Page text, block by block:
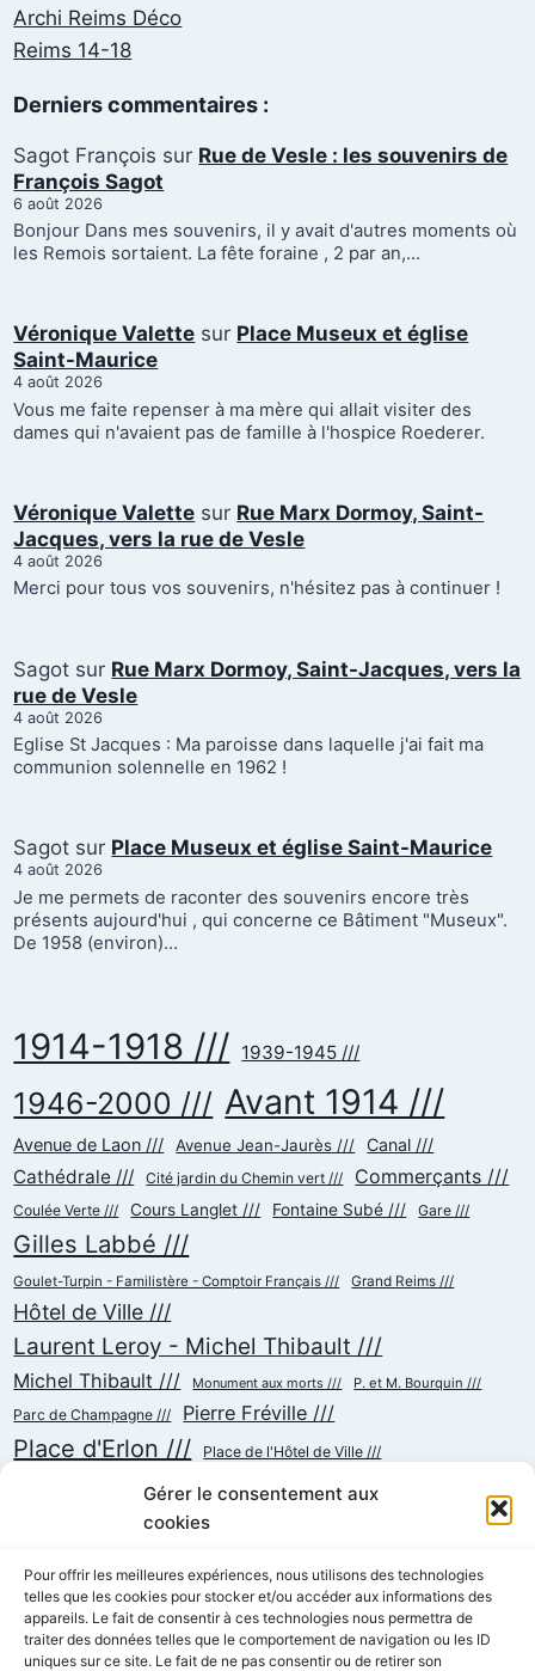
Gérer le consentement aux
cookies
Pour offrir les meilleures expériences, nous utilisons des technologies
telles que les cookies pour stocker et/ou accéder aux informations des
appareils. Le fait de consentir à ces technologies nous permettra de
traiter des données telles que le comportement de navigation ou les ID
uniques sur ce site. Le fait de ne pas consentir ou de retirer son
Archi Reims Déco
Reims 14-18
Derniers commentaires :
Sagot François sur Rue de Vesle : les souvenirs de
François Sagot
6 août 2026
Bonjour Dans mes souvenirs, il y avait d'autres moments où
les Remois sortaient. La fête foraine , 2 par an,…
Véronique Valette sur Place Museux et église
Saint-Maurice
4 août 2026
Vous me faite repenser à ma mère qui allait visiter des
dames qui n'avaient pas de famille à l'hospice Roederer.
Véronique Valette sur Rue Marx Dormoy, Saint-
Jacques, vers la rue de Vesle
4 août 2026
Merci pour tous vos souvenirs, n'hésitez pas à continuer !
Sagot sur Rue Marx Dormoy, Saint-Jacques, vers la
rue de Vesle
4 août 2026
Eglise St Jacques : Ma paroisse dans laquelle j'ai fait ma
communion solennelle en 1962 !
Sagot sur Place Museux et église Saint-Maurice
4 août 2026
Je me permets de raconter des souvenirs encore très
présents aujourd'hui , qui concerne ce Bâtiment "Museux".
De 1958 (environ)…
1914-1918 /// 1939-1945 ///
1946-2000 /// Avant 1914 ///
Avenue de Laon /// Avenue Jean-Jaurès /// Canal ///
Cathédrale /// Cité jardin du Chemin vert /// Commerçants ///
Coulée Verte /// Cours Langlet /// Fontaine Subé /// Gare ///
Gilles Labbé ///
Goulet-Turpin - Familistère - Comptoir Français /// Grand Reims ///
Hôtel de Ville ///
Laurent Leroy - Michel Thibault ///
Michel Thibault /// Monument aux morts /// P. et M. Bourquin ///
Parc de Champagne /// Pierre Fréville ///
Place d'Erlon /// Place de l'Hôtel de Ville ///
Place de la République /// Place du Cardinal Luçon ///
Place du Forum/des Marchés ///
Rue Buirette /// Rue Carnot /// Rue Chanzy /// Rue Colbert ///
Rue Cérès /// Rue de l'Etape /// Rue de Mars /// Rue de Talleyrand ///
Rue de Vesle /// Rue Thiers /// Succursalisme /// Tramway ///